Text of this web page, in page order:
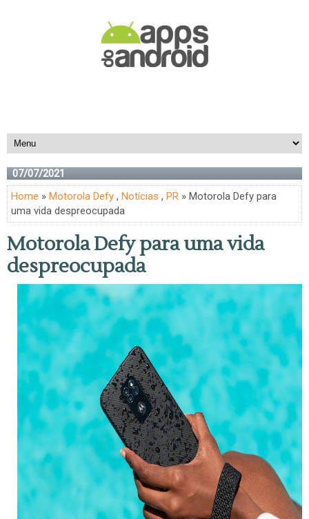
07/07/2021
Home » Motorola Defy , Notícias , PR » Motorola Defy para
uma vida despreocupada
Motorola Defy para uma vida
despreocupada